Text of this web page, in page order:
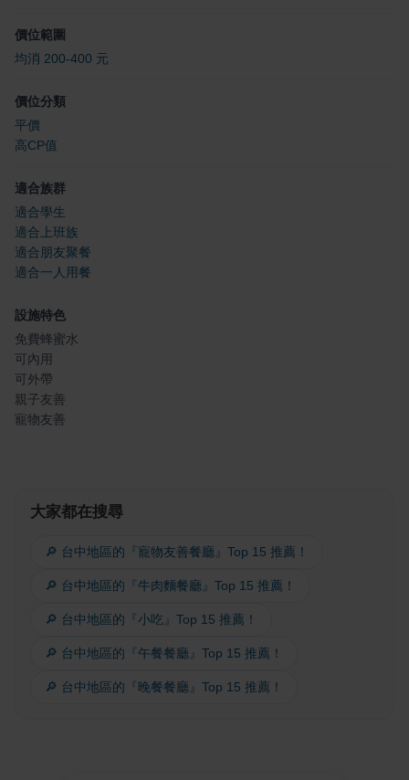
價位範圍
均消 200-400 元
價位分類
平價
高CP值
適合族群
適合學生
適合上班族
適合朋友聚餐
適合一人用餐
設施特色
免費蜂蜜水
可內用
可外帶
親子友善
寵物友善
大家都在搜尋
🔎 台中地區的『寵物友善餐廳』Top 15 推薦！
🔎 台中地區的『牛肉麵餐廳』Top 15 推薦！
🔎 台中地區的『小吃』Top 15 推薦！
🔎 台中地區的『午餐餐廳』Top 15 推薦！
🔎 台中地區的『晚餐餐廳』Top 15 推薦！